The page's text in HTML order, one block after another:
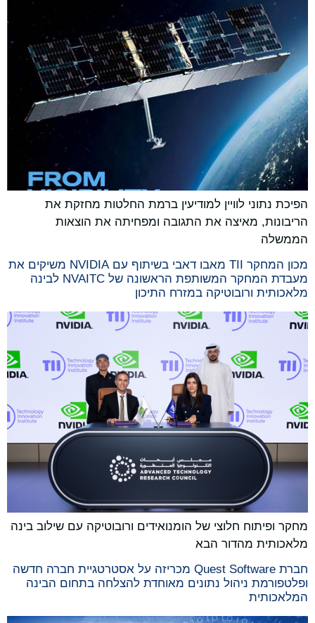
הפיכת נתוני לוויין למודיעין ברמת החלטות מחזקת את
הריבונות, מאיצה את התגובה ומפחיתה את הוצאות
הממשלה
מכון המחקר TII מאבו דאבי בשיתוף עם NVIDIA משיקים את
מעבדת המחקר המשותפת הראשונה של NVAITC לבינה
מלאכותית ורובוטיקה במזרח התיכון
מחקר ופיתוח חלוצי של הומנואידים ורובוטיקה עם שילוב בינה
מלאכותית מהדור הבא
חברת Quest Software מכריזה על אסטרטגיית חברה חדשה
ופלטפורמת ניהול נתונים מאוחדת להצלחה בתחום הבינה
המלאכותית